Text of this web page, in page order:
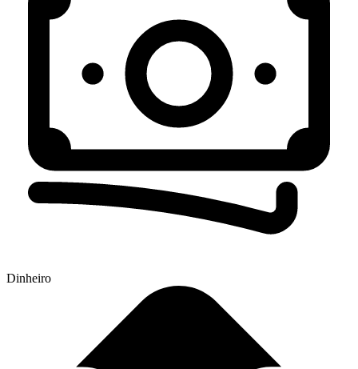
Dinheiro